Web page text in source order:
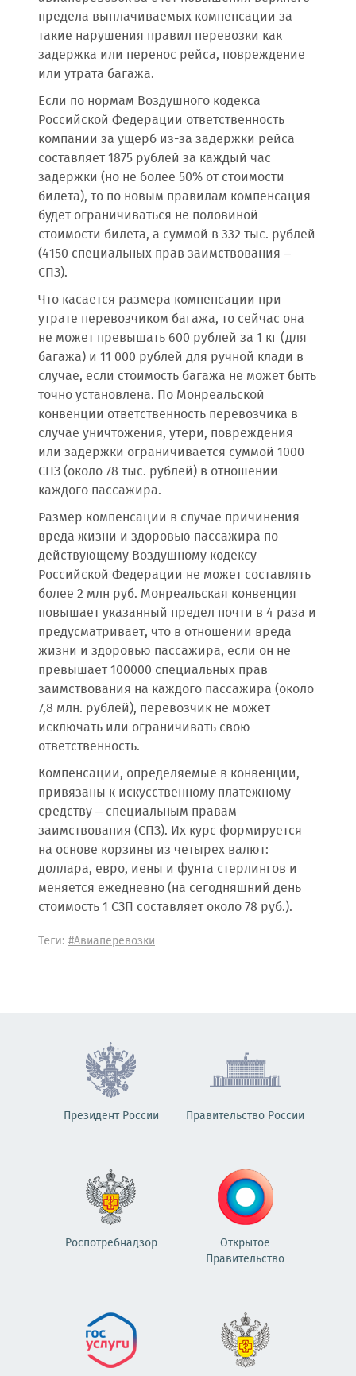
предела выплачиваемых компенсации за
такие нарушения правил перевозки как
задержка или перенос рейса, повреждение
или утрата багажа.
Если по нормам Воздушного кодекса
Российской Федерации ответственность
компании за ущерб из-за задержки рейса
составляет 1875 рублей за каждый час
задержки (но не более 50% от стоимости
билета), то по новым правилам компенсация
будет ограничиваться не половиной
стоимости билета, а суммой в 332 тыс. рублей
(4150 специальных прав заимствования –
СПЗ).
Что касается размера компенсации при
утрате перевозчиком багажа, то сейчас она
не может превышать 600 рублей за 1 кг (для
багажа) и 11 000 рублей для ручной клади в
случае, если стоимость багажа не может быть
точно установлена. По Монреальской
конвенции ответственность перевозчика в
случае уничтожения, утери, повреждения
или задержки ограничивается суммой 1000
СПЗ (около 78 тыс. рублей) в отношении
каждого пассажира.
Размер компенсации в случае причинения
вреда жизни и здоровью пассажира по
действующему Воздушному кодексу
Российской Федерации не может составлять
более 2 млн руб. Монреальская конвенция
повышает указанный предел почти в 4 раза и
предусматривает, что в отношении вреда
жизни и здоровью пассажира, если он не
превышает 100000 специальных прав
заимствования на каждого пассажира (около
7,8 млн. рублей), перевозчик не может
исключать или ограничивать свою
ответственность.
Компенсации, определяемые в конвенции,
привязаны к искусственному платежному
средству – специальным правам
заимствования (СПЗ). Их курс формируется
на основе корзины из четырех валют:
доллара, евро, иены и фунта стерлингов и
меняется ежедневно (на сегодняшний день
стоимость 1 СЗП составляет около 78 руб.).
Теги: #Авиаперевозки
Президент России Правительство России
Роспотребнадзор
Открытое
Правительство